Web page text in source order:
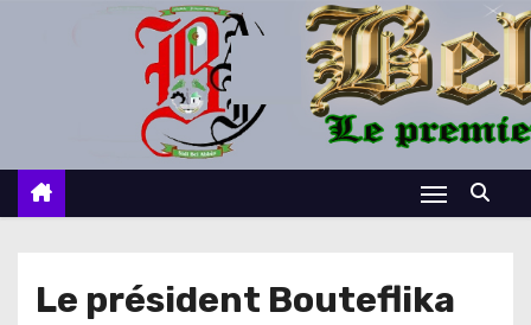
c
Le président Bouteflika